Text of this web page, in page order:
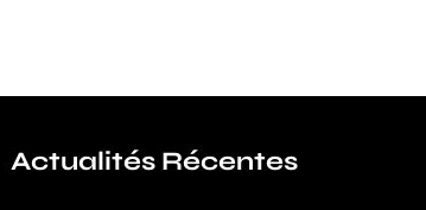
Actualités Récentes